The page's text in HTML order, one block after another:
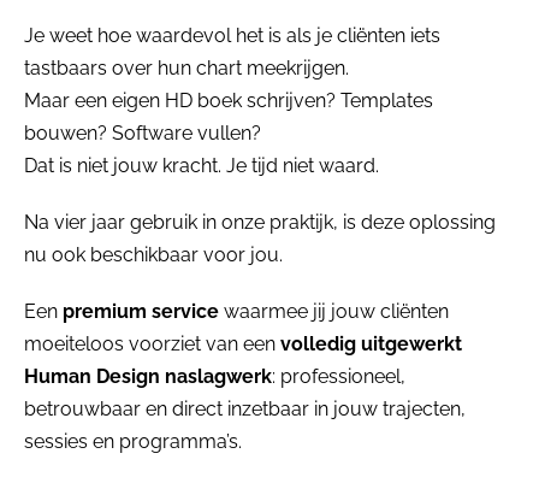
Je weet hoe waardevol het is als je cliënten iets
tastbaars over hun chart meekrijgen.
Maar een eigen HD boek schrijven? Templates
bouwen? Software vullen?
Dat is niet jouw kracht. Je tijd niet waard.
Na vier jaar gebruik in onze praktijk, is deze oplossing
nu ook beschikbaar voor jou.
Een premium service waarmee jij jouw cliënten
moeiteloos voorziet van een volledig uitgewerkt
Human Design naslagwerk: professioneel,
betrouwbaar en direct inzetbaar in jouw trajecten,
sessies en programma’s.